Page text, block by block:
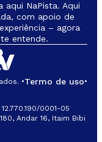
NaPista. Aqui
com apoio de
– agora
entende.
•Termo de uso•
0001-05
Andar 16, Itaim Bibi